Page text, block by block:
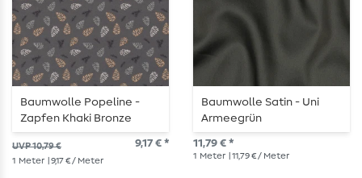
Baumwolle Popeline -
Zapfen Khaki Bronze
UVP 10,79 € 9,17 € *
1 Meter | 9,17 € / Meter
Baumwolle Satin - Uni
Armeegrün
11,79 € *
1 Meter | 11,79 € / Meter